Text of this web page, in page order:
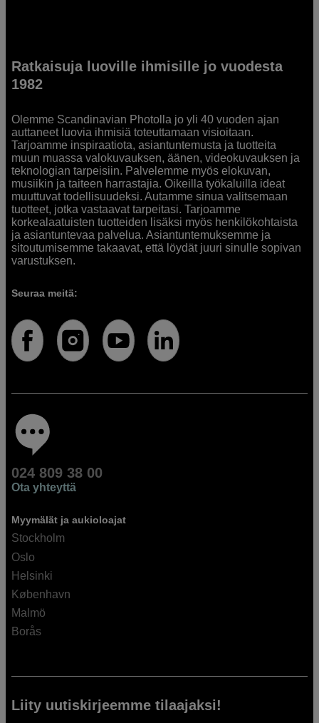
Ratkaisuja luoville ihmisille jo vuodesta
1982
Olemme Scandinavian Photolla jo yli 40 vuoden ajan
auttaneet luovia ihmisiä toteuttamaan visioitaan.
Tarjoamme inspiraatiota, asiantuntemusta ja tuotteita
muun muassa valokuvauksen, äänen, videokuvauksen ja
teknologian tarpeisiin. Palvelemme myös elokuvan,
musiikin ja taiteen harrastajia. Oikeilla työkaluilla ideat
muuttuvat todellisuudeksi. Autamme sinua valitsemaan
tuotteet, jotka vastaavat tarpeitasi. Tarjoamme
korkealaatuisten tuotteiden lisäksi myös henkilökohtaista
ja asiantuntevaa palvelua. Asiantuntemuksemme ja
sitoutumisemme takaavat, että löydät juuri sinulle sopivan
varustuksen.
Seuraa meitä:
024 809 38 00
Ota yhteyttä
Myymälät ja aukioloajat
Stockholm
Oslo
Helsinki
København
Malmö
Borås
Liity uutiskirjeemme tilaajaksi!